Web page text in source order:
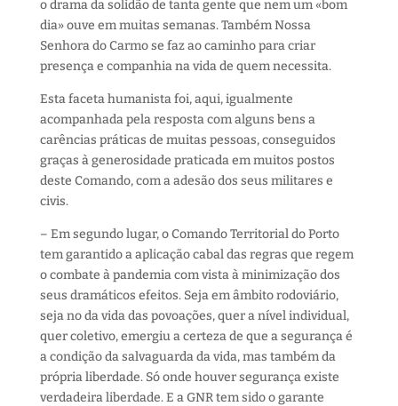
o drama da solidãode tanta gente que nem um «bom
dia» ouve em muitas semanas.Também Nossa
Senhora do Carmose faz ao caminho para criar
presença e companhia na vida de quem necessita.
Esta faceta humanistafoi, aqui,igualmente
acompanhada pelaresposta com alguns bens a
carências práticas de muitas pessoas,conseguidos
graças à generosidade praticada em muitos postos
deste Comando, com a adesão dos seus militares e
civis.
– Em segundo lugar, o ComandoTerritorial doPorto
tem garantido a aplicaçãocabaldas regras que regem
o combate à pandemia com vistaàminimização dos
seus dramáticos efeitos. Seja em âmbito rodoviário,
seja no da vida das povoações,quera nível individual,
quercoletivo, emergiu a certeza de que a segurança é
a condição dasalvaguarda davida, mas também da
própria liberdade.Só onde houver segurança existe
verdadeira liberdade.E a GNR tem sido o garante